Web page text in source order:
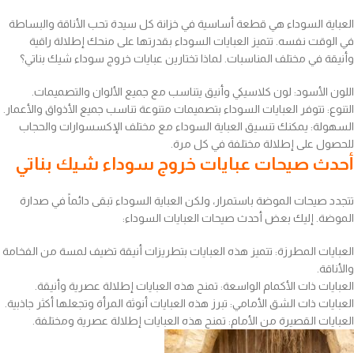
العباية السوداء هي قطعة أساسية في خزانة كل سيدة تحب الأناقة والبساطة
في الوقت نفسه. تتميز العبايات السوداء بقدرتها على منحك إطلالة راقية
وأنيقة في مختلف المناسبات. لماذا تختارين عبايات خروج سوداء شيك بناتي؟
اللون الأسود: لون كلاسيكي وأنيق يتناسب مع جميع الألوان والتصميمات.
التنوع: تتوفر العبايات السوداء بتصميمات متنوعة تناسب جميع الأذواق والأعمار.
السهولة: يمكنك تنسيق العباية السوداء مع مختلف الإكسسوارات والحجاب
للحصول على إطلالة مختلفة في كل مرة.
أحدث صيحات عبايات خروج سوداء شيك بناتي
تتجدد صيحات الموضة باستمرار، ولكن العباية السوداء تبقى دائماً في صدارة
الموضة. إليك بعض أحدث صيحات العبايات السوداء:
العبايات المطرزة: تتميز هذه العبايات بتطريزات أنيقة تضيف لمسة من الفخامة
والأناقة.
العبايات ذات الأكمام الواسعة: تمنح هذه العبايات إطلالة عصرية وأنيقة.
العبايات ذات الشق الأمامي: تبرز هذه العبايات أنوثة المرأة وتجعلها أكثر جاذبية.
العبايات القصيرة من الأمام: تمنح هذه العبايات إطلالة عصرية ومختلفة.